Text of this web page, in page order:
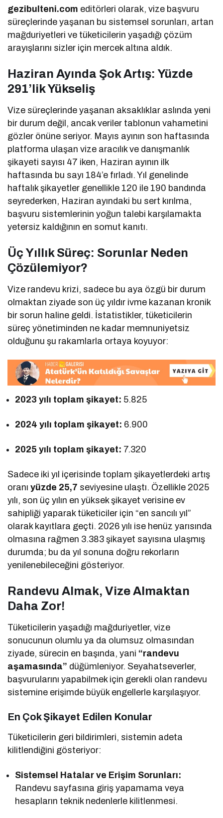
gezibulteni.com editörleri olarak, vize başvuru
süreçlerinde yaşanan bu sistemsel sorunları, artan
mağduriyetleri ve tüketicilerin yaşadığı çözüm
arayışlarını sizler için mercek altına aldık.
Haziran Ayında Şok Artış: Yüzde
291’lik Yükseliş
Vize süreçlerinde yaşanan aksaklıklar aslında yeni
bir durum değil, ancak veriler tablonun vahametini
gözler önüne seriyor. Mayıs ayının son haftasında
platforma ulaşan vize aracılık ve danışmanlık
şikayeti sayısı 47 iken, Haziran ayının ilk
haftasında bu sayı 184’e fırladı. Yıl genelinde
haftalık şikayetler genellikle 120 ile 190 bandında
seyrederken, Haziran ayındaki bu sert kırılma,
başvuru sistemlerinin yoğun talebi karşılamakta
yetersiz kaldığının en somut kanıtı.
Üç Yıllık Süreç: Sorunlar Neden
Çözülemiyor?
Vize randevu krizi, sadece bu aya özgü bir durum
olmaktan ziyade son üç yıldır ivme kazanan kronik
bir sorun haline geldi. İstatistikler, tüketicilerin
süreç yönetiminden ne kadar memnuniyetsiz
olduğunu şu rakamlarla ortaya koyuyor:
2023 yılı toplam şikayet: 5.825
2024 yılı toplam şikayet: 6.900
2025 yılı toplam şikayet: 7.320
Sadece iki yıl içerisinde toplam şikayetlerdeki artış
oranıyüzde 25,7 seviyesine ulaştı. Özellikle 2025
yılı, son üç yılın en yüksek şikayet verisine ev
sahipliği yaparak tüketiciler için “en sancılı yıl”
olarak kayıtlara geçti. 2026 yılı ise henüz yarısında
olmasına rağmen 3.383 şikayet sayısına ulaşmış
durumda; bu da yıl sonuna doğru rekorların
yenilenebileceğini gösteriyor.
Randevu Almak, Vize Almaktan
Daha Zor!
Tüketicilerin yaşadığı mağduriyetler, vize
sonucunun olumlu ya da olumsuz olmasından
ziyade, sürecin en başında, yani “randevu
aşamasında” düğümleniyor. Seyahatseverler,
başvurularını yapabilmek için gerekli olan randevu
sistemine erişimde büyük engellerle karşılaşıyor.
En Çok Şikayet Edilen Konular
Tüketicilerin geri bildirimleri, sistemin adeta
kilitlendiğini gösteriyor:
Sistemsel Hatalar ve Erişim Sorunları:
Randevu sayfasına giriş yapamama veya
hesapların teknik nedenlerle kilitlenmesi.